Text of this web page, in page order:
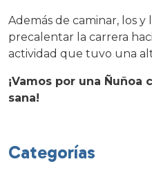
Además de caminar, los
precalentar la carrera
actividad que tuvo una
¡Vamos por una
sana!
Categorías